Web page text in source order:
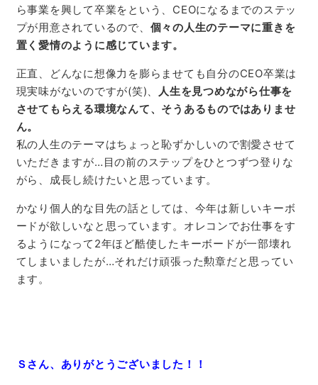
ら事業を興して卒業をという、CEOになるまでのステッ
プが用意されているので、 個々の人生のテーマに重きを
置く愛情のように感じています。
正直、どんなに想像力を膨らませても自分のCEO卒業は
現実味がないのですが(笑)、
人生を見つめながら仕事を
させてもらえる環境なんて、そうあるものではありませ
ん。
私の人生のテーマはちょっと恥ずかしいので割愛させて
いただきますが…目の前のステップをひとつずつ登りな
がら、成長し続けたいと思っています。
かなり個人的な目先の話としては、今年は新しいキーボ
ードが欲しいなと思っています。オレコンでお仕事をす
るようになって2年ほど酷使したキーボードが一部壊れ
てしまいましたが…それだけ頑張った勲章だと思ってい
ます。
Ｓさん、ありがとうございました！！